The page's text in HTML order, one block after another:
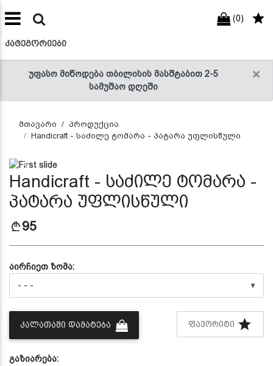
×
უფასო მიწოდება თბილისის მასშტაბით 2-5
სამუშაო დღეში
(0)
ᲙᲐᲢᲔᲒᲝᲠᲘᲔᲑᲘ
მთავარი
პროდუქცია
Handicraft - საძილე ტომარა - პატარა უფლისწული
Previous
Handicraft - საძილე ტომარა -
პატარა უფლისწული
95
აირჩიეთ ზომა:
▼
ᲙᲐᲚᲐᲗᲐᲨᲘ ᲓᲐᲛᲐᲢᲔᲑᲐ ᲤᲐᲕᲝᲠᲘᲢᲘ
გაზიარება: